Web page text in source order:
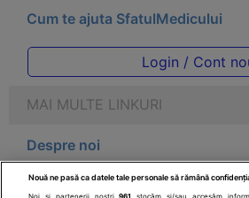
Cum te ajuta SfatulMedicului
Login / Cont
MAI MULTE LINKURI
Despre noi
Legal
Nouă ne pasă ca datele tale personale să rămână
Noi și partenerii noștri961 stocăm și/sau accesăm